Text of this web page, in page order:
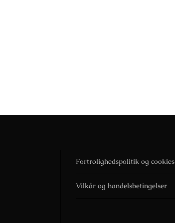
Fortrolighedspolitik og cookies
Vilkår og handelsbetingelser